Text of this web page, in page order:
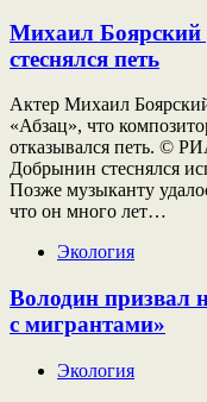
Михаил Боярский
стеснялся петь
Актер Михаил
«Абзац», что
отказывался петь. ©
Добрынин стеснялся
Позже музыканту
что он много лет…
Экология
Володин призвал
с мигрантами»
Экология